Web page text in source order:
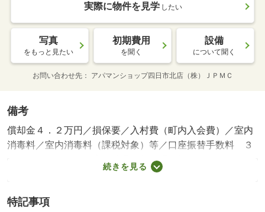
実際に物件を見学 したい
写真
をもっと見たい
初期費用
を聞く
設備
について聞く
お問い合わせ先 アパマンショップ四日市北店（株）ＪＰＭＣ
備考
償却金４．２万円／損保要／入村費（町内入会費）／室内
消毒料／室内消毒料（課税対象）等／口座振替手数料 ３
３０円（月額）／口座振替手数料（課税対象） ３３０円
（月額）／保証会社利用必：初回保証料：総賃料の５
齢世帯５．０％のいずれか（最低月額保証料８００円。学
続きを見る
特記事項